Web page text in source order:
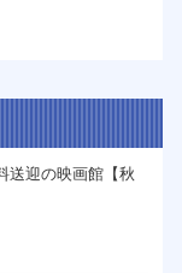
送迎の映画館【秋